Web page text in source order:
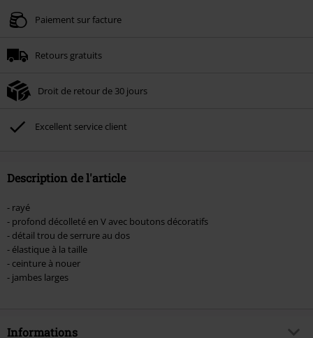
Valable jusqu'au 09/08/2026
Une fois le code saisi, la réduction sera automatiquement déduite à la fin de
Non cumulable avec dautres promotions. Non valable sur : les livres, les
Broilers, Die Ärzte, Die Toten Hosen, Metality, les bons d'achat et les articles
incluant un don.
Paiement sur facture
Retours gratuits
Droit de retour de 30 jours
Excellent service client
Description de l'article
- rayé
- profond décolleté en V avec boutons décoratifs
- détail trou de serrure au dos
- élastique à la taille
- ceinture à nouer
- jambes larges
Informations